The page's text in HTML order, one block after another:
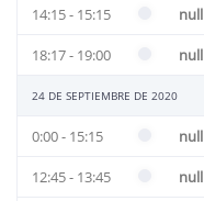
14:15 - 15:15 null
18:17 - 19:00 null
24 DE SEPTIEMBRE DE 2020
0:00 - 15:15 null
12:45 - 13:45 null